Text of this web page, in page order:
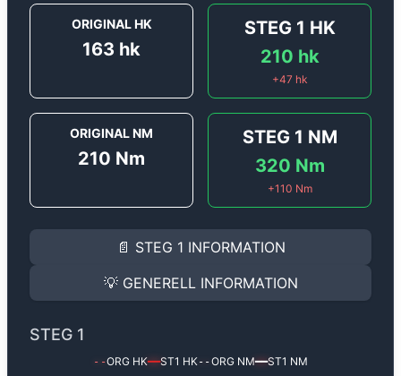
ORIGINAL HK
163 hk
STEG 1 HK
210 hk
+47hk
ORIGINAL NM
210 Nm
STEG 1 NM
320 Nm
+110 Nm
📄 STEG 1 INFORMATION
INFORMATION
Steg 1
Peugeot 508 1.6 THP -
Effekten ökar från163 hktill210 hkoch
(+47 hk & +110 Nm).
Ger mer effekt, högre vridmoment, lägre
Steg 1 mjukvara justerar vi ett antal
💡 GENERELL INFORMATION
✅ All mjukvara är skräddarsydd för din bil
✅ Felsökning inann samt efter optimering
STEG 1
--ORG HK━━ST1 HK--ORG NM━━ST1 NM